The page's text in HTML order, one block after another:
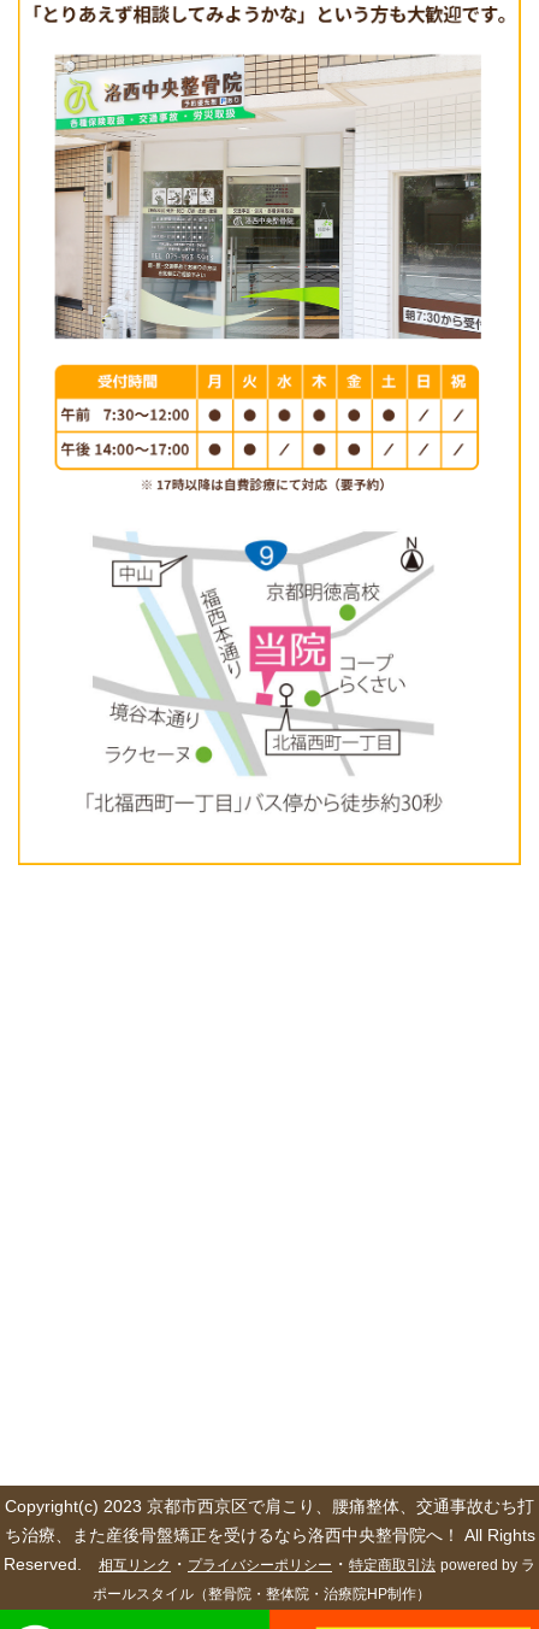
Copyright(c) 2023 京都市西京区で肩こり、腰痛整体、交通事故むち打
ち治療、また産後骨盤矯正を受けるなら洛西中央整骨院へ！ All Rights
Reserved.
相互リンク ・ プライバシーポリシー ・ 特定商取引法 powered by ラ
ポールスタイル（整骨院・整体院・治療院HP制作）